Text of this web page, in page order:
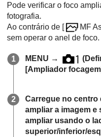
Pode verificar o foco
fotografia.
Ao contrário de [ MF
sem operar o anel de foco.
MENU →
[Ampliador
Carregue no
ampliar a imagem e
ampliar usando o
superior/inferior/